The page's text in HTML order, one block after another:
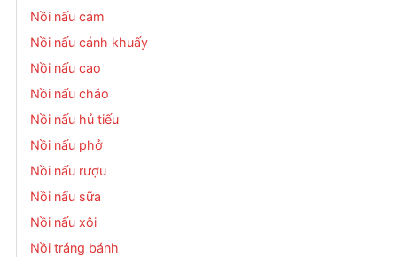
Nồi nấu cám
Nồi nấu cánh khuấy
Nồi nấu cao
Nồi nấu cháo
Nồi nấu hủ tiếu
Nồi nấu phở
Nồi nấu rượu
Nồi nấu sữa
Nồi nấu xôi
Nồi tráng bánh